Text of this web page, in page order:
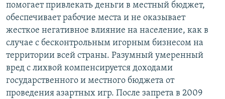
помогает привлекать деньги в местный бюджет,
обеспечивает рабочие места и не оказывает
жесткое негативное влияние на население, как в
случае с бесконтрольным игорным бизнесом на
территории всей страны. Разумный умеренный
вред с лихвой компенсируется доходами
государственного и местного бюджета от
проведения азартных игр. После запрета в 2009